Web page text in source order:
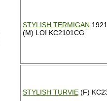
STYLISH TERMIGAN
(M) LOI KC2101CG
STYLISH TURVIE (F)